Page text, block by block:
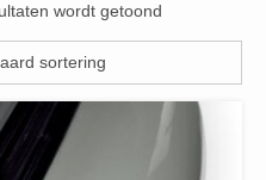
wordt getoond